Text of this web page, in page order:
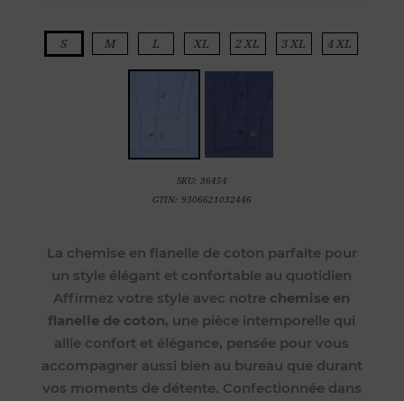
S M L XL 2 XL 3 XL 4 XL
SKU: 36454
GTIN: 9306621032446
La chemise en flanelle de coton parfaite pour
un style élégant et confortable au quotidien
Affirmez votre style avec notre chemise en
flanelle de coton, une pièce intemporelle qui
allie confort et élégance, pensée pour vous
accompagner aussi bien au bureau que durant
vos moments de détente. Confectionnée dans